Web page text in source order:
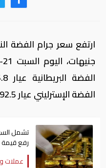
الفضة الإسترليني عيار 92.5 نحو 8.72 جنيه.
تشمل
رفع قيمة
عملات